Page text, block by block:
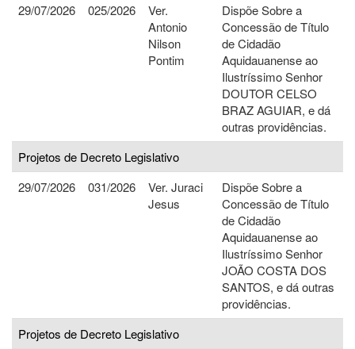
29/07/2026
025/2026
Ver.
Antonio
Nilson
Pontim
Dispõe Sobre a
Concessão de Título
de Cidadão
Aquidauanense ao
Ilustríssimo Senhor
DOUTOR CELSO
BRAZ AGUIAR, e dá
outras providências.
Projetos de Decreto Legislativo
29/07/2026
031/2026
Ver. Juraci
Jesus
Dispõe Sobre a
Concessão de Título
de Cidadão
Aquidauanense ao
Ilustríssimo Senhor
JOÃO COSTA DOS
SANTOS, e dá outras
providências.
Projetos de Decreto Legislativo